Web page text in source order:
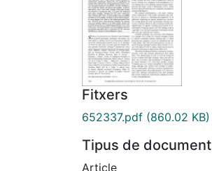
Fitxers
652337.pdf (860.02 KB)
Tipus de document
Article